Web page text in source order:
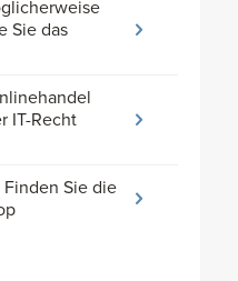
Sie das
IT-Recht
Finden Sie die